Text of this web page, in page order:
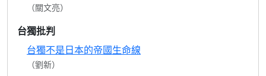
（關文亮）
台獨批判
台獨不是日本的帝國生命線
（劉新）